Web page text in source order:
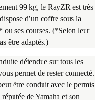
99 kg, le RayZR est très
d’un coffre sous la
ou ses courses. (*Selon leur
être adaptés.)
détendue sur tous les
permet de rester connecté.
être conduit avec le permis
de Yamaha et son